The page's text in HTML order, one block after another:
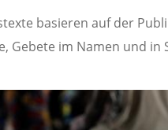
basieren auf der
Gebete im Namen und in